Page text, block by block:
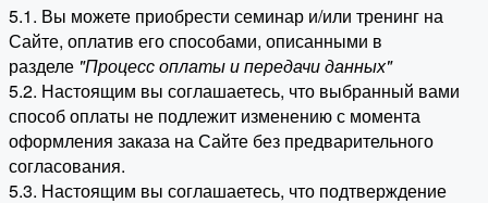
5.1. Вы можете приобрести семинар и/или тренинг на
Сайте, оплатив его способами, описанными в
разделе "Процесс оплаты и передачи данных"
5.2. Настоящим вы соглашаетесь, что выбранный вами
способ оплаты не подлежит изменению с момента
оформления заказа на Сайте без предварительного
согласования.
5.3. Настоящим вы соглашаетесь, что подтверждение